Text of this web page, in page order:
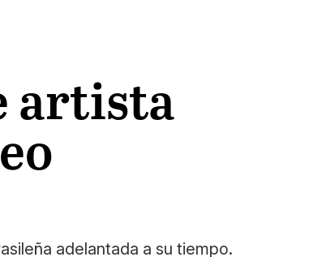
artista
adelantada a su tiempo.